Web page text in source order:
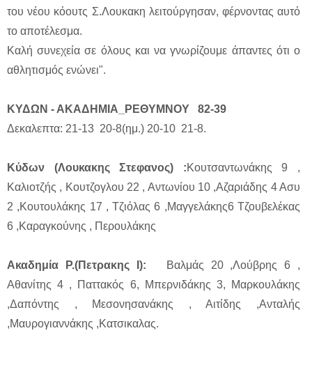
του νέου κόουτς Σ.Λουκακη λειτούργησαν, φέρνοντας αυτό
το αποτέλεσμα.
Καλή συνεχεία σε όλους και να γνωρίζουμε άπαντες ότι ο
αθλητισμός ενώνει".
ΚΥΔΩΝ - ΑΚΑΔΗΜΙΑ_ΡΕΘΥΜΝΟΥ 82-39
Δεκαλεπτα: 21-13 20-8(ημ.) 20-10 21-8.
Κύδων (Λουκακης Στεφανος) :Κουτσαντωνάκης 9 ,
Καλιοτζής , Κουτζογλου 22 , Αντωνίου 10 ,Αζαριάδης 4 Ασυ
2 ,Κουτουλάκης 17 , Τζιόλας 6 ,Μαγγελάκης6 Τζουβελέκας
6 ,Καραγκούνης , Περουλάκης
Ακαδημία Ρ.(Πετρακης Ι):
Βαλμάς 20 ,Λούβρης 6 ,
Αθανίτης 4 , Παττακός 6, Μπερνιδάκης 3, Μαρκουλάκης
,Δαπόντης , Μεσονησανάκης , Αιτίδης ,Ανταλής
,Μαυρογιαννάκης ,Κατσικαλας.